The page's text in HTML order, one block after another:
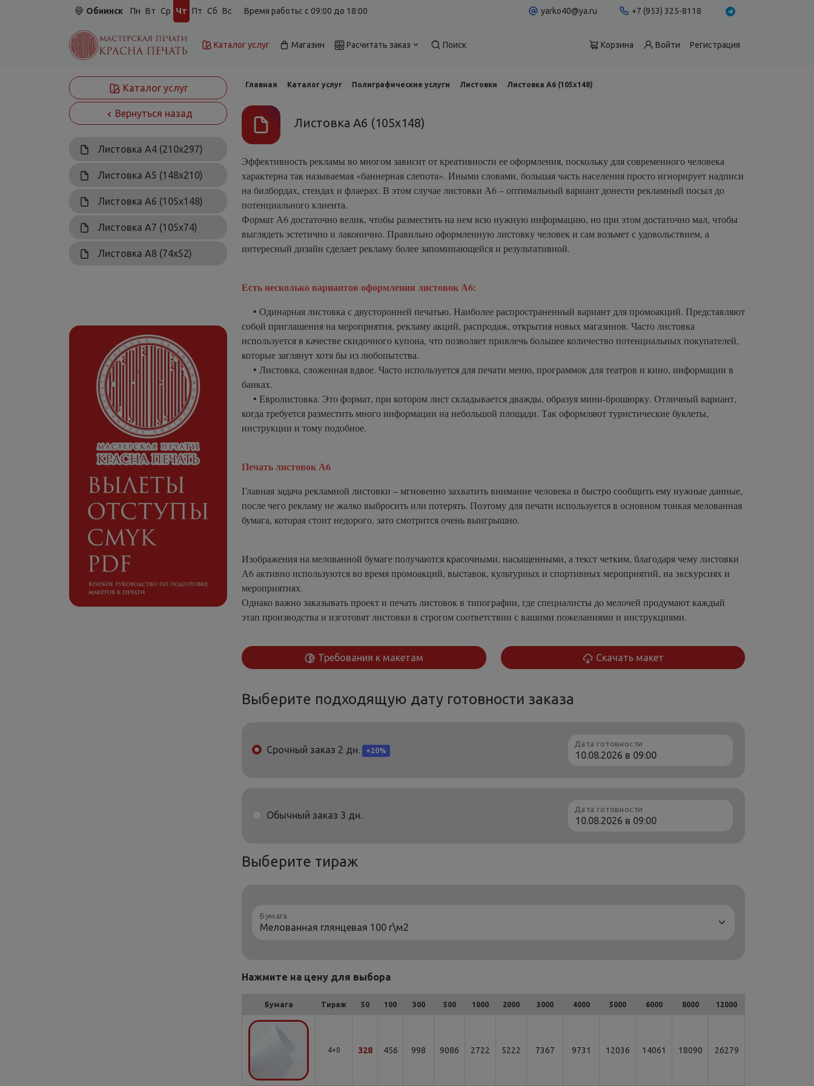
Обнинск Пн Вт Ср Чт Пт Сб Вс Время работы: c 09:00 до 18:00 yarko40@ya.ru +7 (953) 325-8118
Каталог услуг Магазин Расчитать заказ Поиск Корзина Войти Регистрация
Каталог услуг
Вернуться назад
Листовка А4 (210х297)
Листовка А5 (148х210)
Листовка А6 (105х148)
Листовка А7 (105х74)
Листовка А8 (74х52)
Главная Каталог услуг Полиграфические услуги Листовки Листовка А6 (105х148)
Листовка А6 (105х148)
Эффективность рекламы во многом зависит от креативности ее оформления, поскольку для современного человека
характерна так называемая «баннерная слепота». Иными словами, большая часть населения просто игнорирует надписи
на билбордах, стендах и флаерах. В этом случае листовки А6 – оптимальный вариант донести рекламный посыл до
потенциального клиента.
Формат А6 достаточно велик, чтобы разместить на нем всю нужную информацию, но при этом достаточно мал, чтобы
выглядеть эстетично и лаконично. Правильно оформленную листовку человек и сам возьмет с удовольствием, а
интересный дизайн сделает рекламу более запоминающейся и результативной.
Есть несколько вариантов оформления листовок А6:
• Одинарная листовка с двусторонней печатью. Наиболее распространенный вариант для промоакций. Представляют
собой приглашения на мероприятия, рекламу акций, распродаж, открытия новых магазинов. Часто листовка
используется в качестве скидочного купона, что позволяет привлечь большее количество потенциальных покупателей,
которые заглянут хотя бы из любопытства.
• Листовка, сложенная вдвое. Часто используется для печати меню, программок для театров и кино, информации в
банках.
• Евролистовка. Это формат, при котором лист складывается дважды, образуя мини-брошюрку. Отличный вариант,
когда требуется разместить много информации на небольшой площади. Так оформляют туристические буклеты,
инструкции и тому подобное.
Печать листовок А6
Главная задача рекламной листовки – мгновенно захватить внимание человека и быстро сообщить ему нужные данные,
после чего рекламу не жалко выбросить или потерять. Поэтому для печати используется в основном тонкая мелованная
бумага, которая стоит недорого, зато смотрится очень выигрышно.
Изображения на мелованной бумаге получаются красочными, насыщенными, а текст четким, благодаря чему листовки
А6 активно используются во время промоакций, выставок, культурных и спортивных мероприятий, на экскурсиях и
мероприятиях.
Однако важно заказывать проект и печать листовок в типографии, где специалисты до мелочей продумают каждый
этап производства и изготовят листовки в строгом соответствии с вашими пожеланиями и инструкциями.
Требования к макетам Скачать макет
Выберите подходящую дату готовности заказа
Срочный заказ 2 дн. +20%
Дата готовности
Обычный заказ 3 дн.
Дата готовности
Выберите тираж
Бумага
Нажмите на цену для выбора
Бумага Тираж 50 100 300 500 1000 2000 3000 4000 5000 6000 8000 12000
4+0 328 456 998 9086 2722 5222 7367 9731 12036 14061 18090 26279